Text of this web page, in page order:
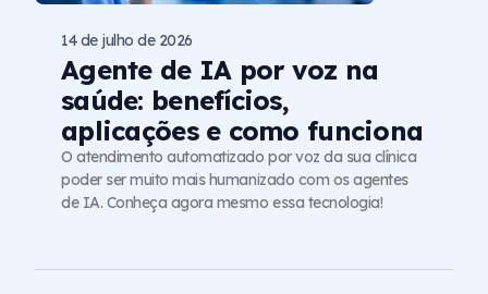
Agente de IA por voz na
saúde: benefícios,
aplicações e como funciona
14 de julho de 2026
O atendimento automatizado por voz da sua clínica
poder ser muito mais humanizado com os agentes
de IA. Conheça agora mesmo essa tecnologia!